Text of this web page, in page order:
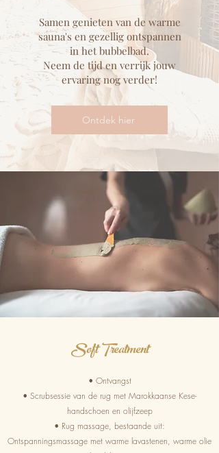
Samen genieten van de warme
sauna's en gezellig ontspannen
in het bubbelbad.
Neem de tijd en verrijk jouw
ervaring nog verder!
Ontdek hier
Soft Treatment
• Ontvangst
• Scrubsessie van de rug met Marokkaanse Kese-
handschoen en olijfzeep
• Rug massage, bestaande uit:
Ontspanningsmassage met warme lavastenen, warme olie